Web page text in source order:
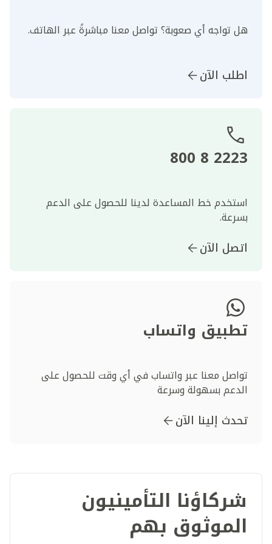
هل تواجه أي صعوبة؟ تواصل معنا مباشرةً عبر الهاتف.
اطلب الآن
2223 8 800
استخدم خط المساعدة لدينا للحصول على الدعم
بسرعة.
اتصل الآن
تطبيق واتساب
تواصل معنا عبر واتساب في أي وقت للحصول على
الدعم بسهولة وسرعة
تحدث إلينا الآن
شركاؤنا التأمينيون
الموثوق بهم